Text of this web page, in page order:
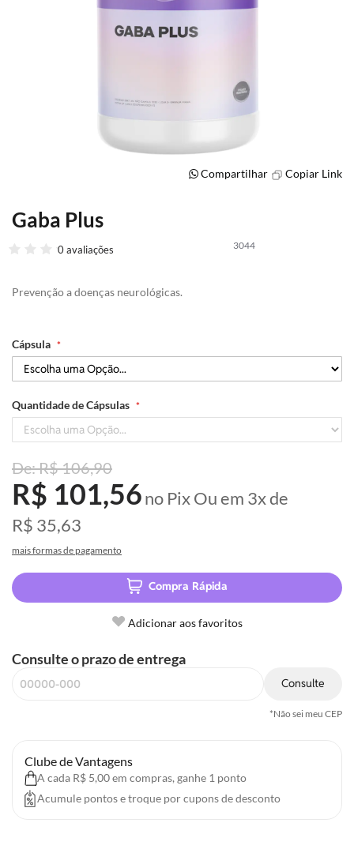
Gaba Plus
3044
0 avaliações
Prevenção a doenças neurológicas.
Cápsula
Quantidade de Cápsulas
R$ 106,90
R$ 101,56no PixOu em 3xde
R$ 35,63
mais formas de pagamento
Compra Rápida
Adicionar aos favoritos
Consulte o prazo de entrega
Consulte
*Não sei meu CEP
Clube de Vantagens
A cada R$ 5,00 em compras, ganhe 1 ponto
Acumule pontos e troque por cupons de desconto
Compartilhar Copiar Link
Saltar
para
Galeria